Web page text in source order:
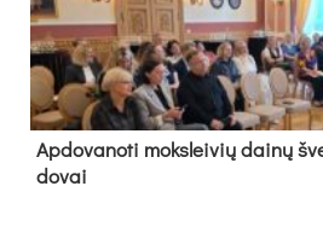
Ap­do­va­no­ti moks­lei­vių dai­nų
do­vai